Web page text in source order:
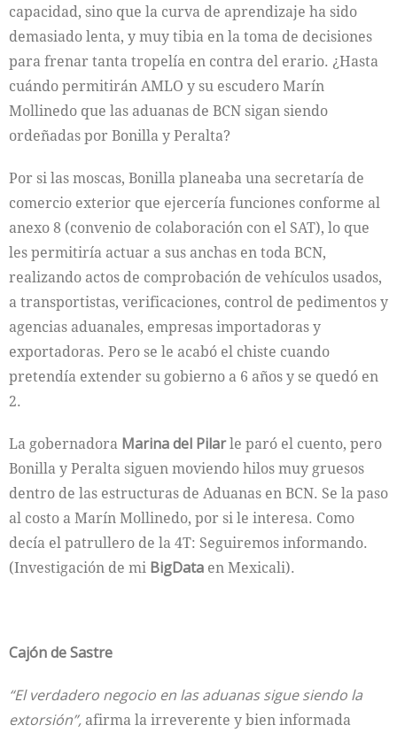
capacidad, sino que la curva de aprendizaje ha sido
demasiado lenta, y muy tibia en la toma de decisiones
para frenar tanta tropelía en contra del erario. ¿Hasta
cuándo permitirán AMLO y su escudero Marín
Mollinedo que las aduanas de BCN sigan siendo
ordeñadas por Bonilla y Peralta?
Por si las moscas, Bonilla planeaba una secretaría de
comercio exterior que ejercería funciones conforme al
anexo 8 (convenio de colaboración con el SAT), lo que
les permitiría actuar a sus anchas en toda BCN,
realizando actos de comprobación de vehículos usados,
a transportistas, verificaciones, control de pedimentos y
agencias aduanales, empresas importadoras y
exportadoras. Pero se le acabó el chiste cuando
pretendía extender su gobierno a 6 años y se quedó en
2.
La gobernadora Marina del Pilarle paró el cuento, pero
Bonilla y Peralta siguen moviendo hilos muy gruesos
dentro de las estructuras de Aduanas en BCN. Se la paso
al costo a Marín Mollinedo, por si le interesa. Como
decía el patrullero de la 4T: Seguiremos informando.
(Investigación de mi BigData en Mexicali).
Cajón de Sastre
“El verdadero negocio en las aduanas sigue siendo la
extorsión”, afirma la irreverente y bien informada